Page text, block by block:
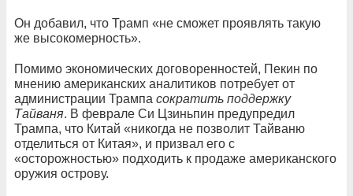
Он добавил, что Трамп «не сможет проявлять такую ​​
же высокомерность».
Помимо экономических договоренностей, Пекин по
мнению американских аналитиков потребует от
администрации Трампа сократить поддержку
Тайваня. В феврале Си Цзиньпин предупредил
Трампа, что Китай «никогда не позволит Тайваню
отделиться от Китая», и призвал его с
«осторожностью» подходить к продаже американского
оружия острову.